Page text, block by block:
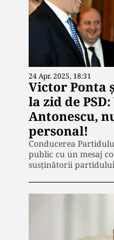
24 Apr. 2025, 18:31
Victor Ponta
la zid de
Antonescu,
personal!
Conducerea
public cu un mesaj
susținătorii